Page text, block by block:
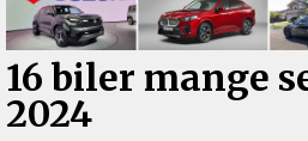
16 biler mange
2024